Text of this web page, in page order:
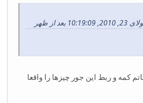
از ظهر
کمه و ربط این جور چیزها را واقعا